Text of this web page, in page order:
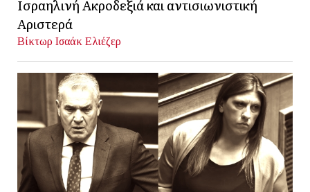
Ισραηλινή Ακροδεξιά και αντισιωνιστική
Αριστερά
Βίκτωρ Ισαάκ Ελιέζερ